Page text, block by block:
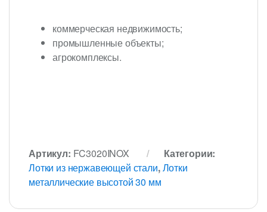
коммерческая недвижимость;
промышленные объекты;
агрокомплексы.
Артикул: FC3020INOX
Категории:
Лотки из нержавеющей стали,Лотки
металлические высотой 30 мм